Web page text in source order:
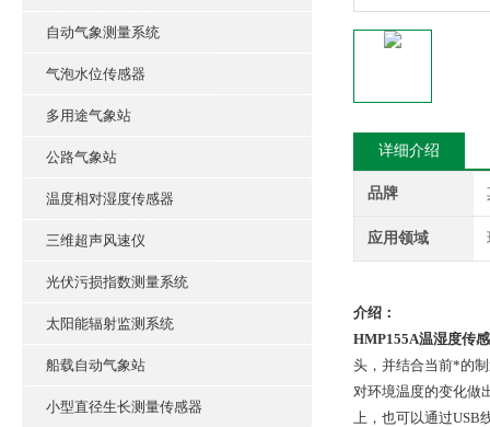
自动气象测量系统
气泡水位传感器
多用途气象站
公路气象站
温度相对湿度传感器
三维超声风速仪
光伏污损指数测量系统
太阳能辐射监测系统
船载自动气象站
小型直径生长测量传感器
详细介绍
品牌
应用领域
介绍：
HMP155A温湿度传
头，并结合当前*的
对环境温度的变化做
上，也可以通过USB